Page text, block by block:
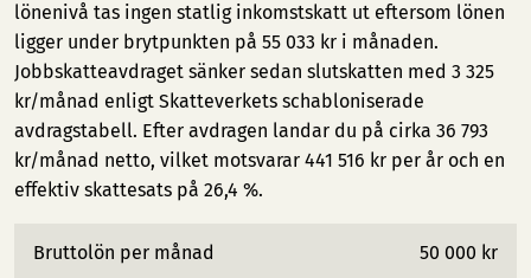
lönenivå tas ingen statlig inkomstskatt ut eftersom lönen
ligger under brytpunkten på 55 033 kr i månaden.
Jobbskatteavdraget sänker sedan slutskatten med 3 325
kr/månad enligt Skatteverkets schabloniserade
avdragstabell. Efter avdragen landar du på cirka 36 793
kr/månad netto, vilket motsvarar 441 516 kr per år och en
effektiv skattesats på 26,4 %.
Bruttolön per månad 50 000 kr